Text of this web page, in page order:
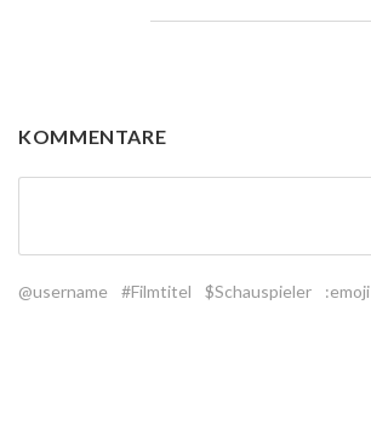
KOMMENTARE
@username #Filmtitel $Schauspieler :emoji